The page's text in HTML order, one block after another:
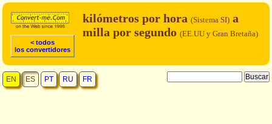
< todos
los convertidores
kilómetros por hora (Sistema SI) a
milla por segundo (EE.UU y Gran Bretaña)
EN ES PT RU FR